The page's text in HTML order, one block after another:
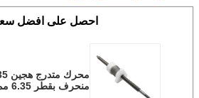
احصل على افضل